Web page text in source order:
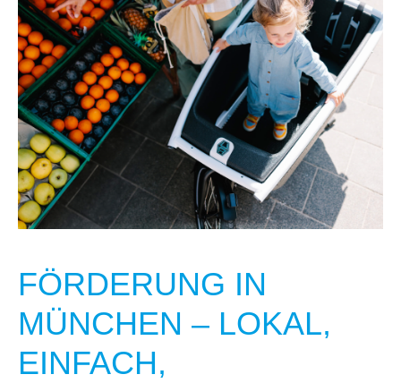
FÖRDERUNG IN
MÜNCHEN – LOKAL,
EINFACH,